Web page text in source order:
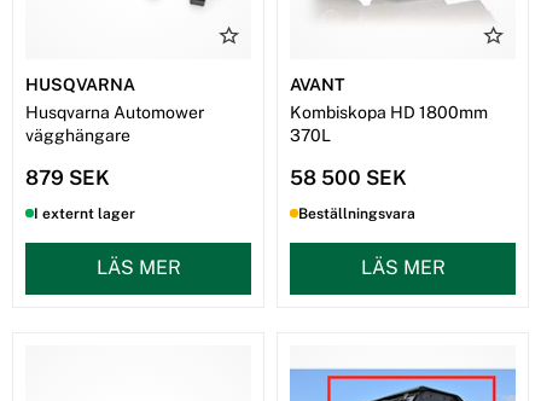
HUSQVARNA
Husqvarna Automower
vägghängare
879 SEK
I externt lager
LÄS MER
AVANT
Kombiskopa HD 1800mm
370L
58 500 SEK
Beställningsvara
LÄS MER